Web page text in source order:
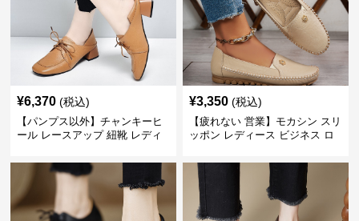
¥6,370 (税込)
【パンプス以外】チャンキーヒ
ール レースアップ 紐靴 レディ
ーツ スクエアトゥ 歩きやすい
¥3,350 (税込)
【疲れない 営業】モカシン スリ
ッポン レディース ビジネス ロ
ジュアル パンプス以外